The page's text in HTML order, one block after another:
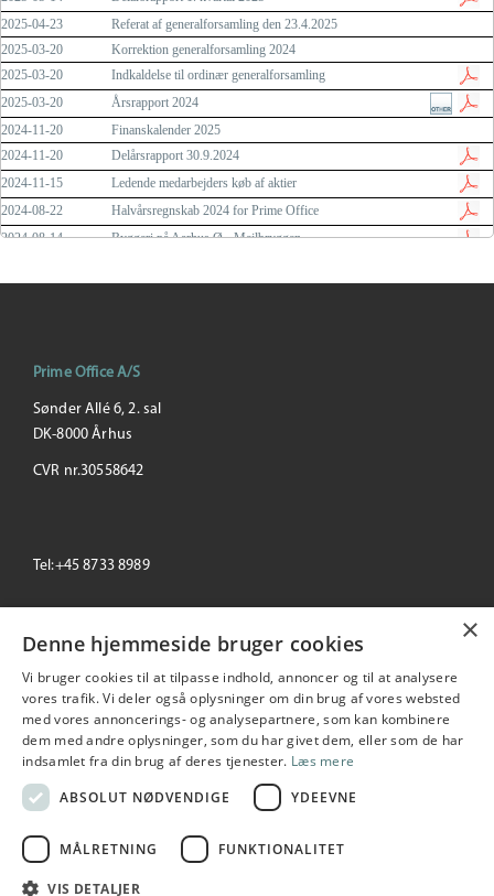
Prime Office A/S
Sønder Allé 6, 2. sal
DK-8000 Århus
CVR nr.30558642
Tel:+45 8733 8989
Prime Office
Seneste
+/-
193,00
-3.50 %
Copyright © 2026 Prime Office A/S. All rights reserved
×
Denne hjemmeside bruger cookies
Vi bruger cookies til at tilpasse indhold, annoncer og til at analysere
vores trafik. Vi deler også oplysninger om din brug af vores websted
med vores annoncerings- og analysepartnere, som kan kombinere
dem med andre oplysninger, som du har givet dem, eller som de har
indsamlet fra din brug af deres tjenester. Læs mere
ABSOLUT NØDVENDIGE
YDEEVNE
MÅLRETNING FUNKTIONALITET
VIS DETALJER